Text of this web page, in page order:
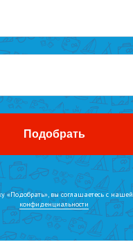
Подобрать
«Подобрать», вы соглашаетесь с нашей
конфиденциальности